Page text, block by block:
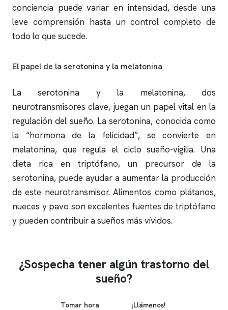
conciencia puede variar en intensidad, desde una
leve comprensión hasta un control completo de
todo lo que sucede.
El papel de la serotonina y la melatonina
La serotonina y la melatonina, dos
neurotransmisores clave, juegan un papel vital en la
regulación del sueño. La serotonina, conocida como
la “hormona de la felicidad”, se convierte en
melatonina, que regula el ciclo sueño-vigilia. Una
dieta rica en triptófano, un precursor de la
serotonina, puede ayudar a aumentar la producción
de este neurotransmisor. Alimentos como plátanos,
nueces y pavo son excelentes fuentes de triptófano
y pueden contribuir a sueños más vívidos.
¿Sospecha tener algún trastorno del
sueño?
Tomar hora ¡Llámenos!